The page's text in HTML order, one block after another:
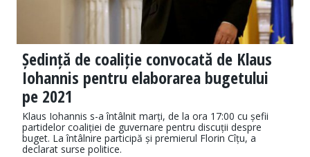
Ședință de coaliție convocată de Klaus
Iohannis pentru elaborarea bugetului
pe 2021
Klaus Iohannis s-a întâlnit marți, de la ora 17:00 cu șefii
partidelor coaliției de guvernare pentru discuții despre
buget. La întâlnire participă și premierul Florin Cîțu, a
declarat surse politice.